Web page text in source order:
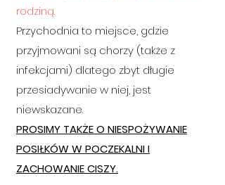
rodziną.
Przychodnia to miejsce, gdzie
przyjmowani są chorzy (także z
infekcjami) dlatego zbyt długie
przesiadywanie w niej, jest
niewskazane.
PROSIMY TAKŻE O NIESPOŻYWANIE
POSIŁKÓW W POCZEKALNI I
ZACHOWANIE CISZY.